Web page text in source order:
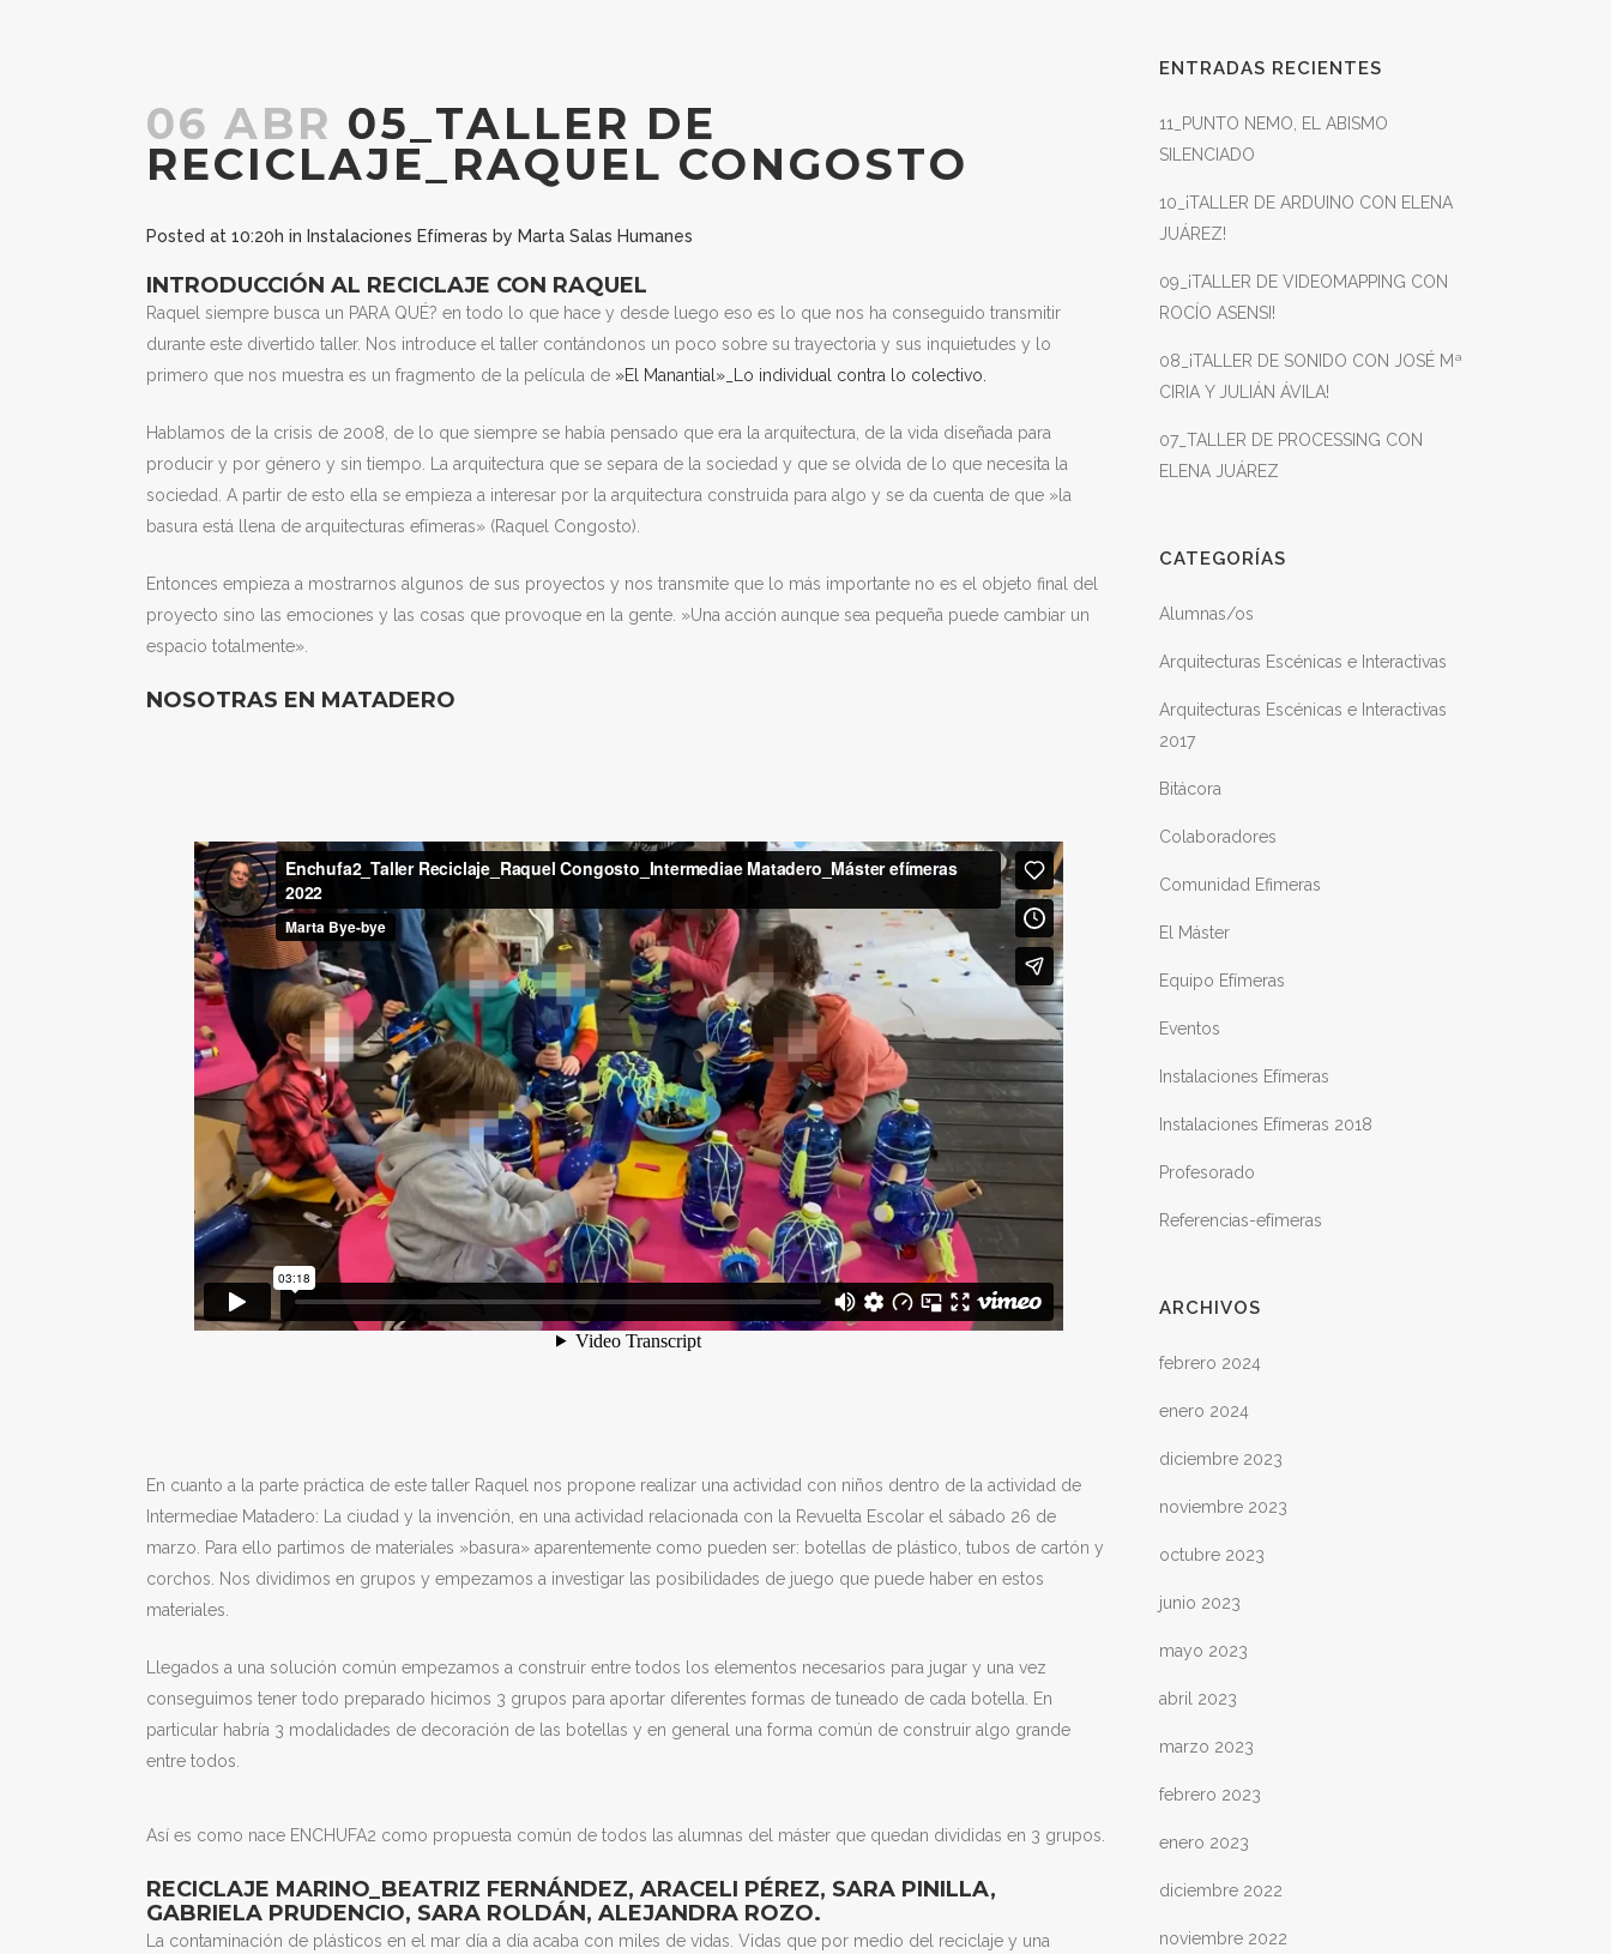
06 ABR 05_TALLER DE
RECICLAJE_RAQUEL CONGOSTO
Posted at 10:20h in Instalaciones Efímeras by Marta Salas Humanes
INTRODUCCIÓN AL RECICLAJE CON RAQUEL
Raquel siempre busca un PARA QUÉ? en todo lo que hace y desde luego eso es lo que nos ha conseguido transmitir
durante este divertido taller. Nos introduce el taller contándonos un poco sobre su trayectoria y sus inquietudes y lo
primero que nos muestra es un fragmento de la película de »El Manantial»_Lo individual contra lo colectivo.
Hablamos de la crisis de 2008, de lo que siempre se había pensado que era la arquitectura, de la vida diseñada para
producir y por género y sin tiempo. La arquitectura que se separa de la sociedad y que se olvida de lo que necesita la
sociedad. A partir de esto ella se empieza a interesar por la arquitectura construida para algo y se da cuenta de que »la
basura está llena de arquitecturas efímeras» (Raquel Congosto).
Entonces empieza a mostrarnos algunos de sus proyectos y nos transmite que lo más importante no es el objeto final del
proyecto sino las emociones y las cosas que provoque en la gente. »Una acción aunque sea pequeña puede cambiar un
espacio totalmente».
NOSOTRAS EN MATADERO
En cuanto a la parte práctica de este taller Raquel nos propone realizar una actividad con niños dentro de la actividad de
Intermediae Matadero: La ciudad y la invención, en una actividad relacionada con la Revuelta Escolar el sábado 26 de
marzo. Para ello partimos de materiales »basura» aparentemente como pueden ser: botellas de plástico, tubos de cartón y
corchos. Nos dividimos en grupos y empezamos a investigar las posibilidades de juego que puede haber en estos
materiales.
Llegados a una solución común empezamos a construir entre todos los elementos necesarios para jugar y una vez
conseguimos tener todo preparado hicimos 3 grupos para aportar diferentes formas de tuneado de cada botella. En
particular habría 3 modalidades de decoración de las botellas y en general una forma común de construir algo grande
entre todos.
Así es como nace ENCHUFA2 como propuesta común de todos las alumnas del máster que quedan divididas en 3 grupos.
RECICLAJE MARINO_BEATRIZ FERNÁNDEZ, ARACELI PÉREZ, SARA PINILLA,
GABRIELA PRUDENCIO, SARA ROLDÁN, ALEJANDRA ROZO.
La contaminación de plásticos en el mar día a día acaba con miles de vidas. Vidas que por medio del reciclaje y una
ENTRADAS RECIENTES
11_PUNTO NEMO, EL ABISMO
SILENCIADO
10_¡TALLER DE ARDUINO CON ELENA
JUÁREZ!
09_¡TALLER DE VIDEOMAPPING CON
ROCÍO ASENSI!
08_¡TALLER DE SONIDO CON JOSÉ Mª
CIRIA Y JULIÁN ÁVILA!
07_TALLER DE PROCESSING CON
ELENA JUÁREZ
CATEGORÍAS
Alumnas/os
Arquitecturas Escénicas e Interactivas
Arquitecturas Escénicas e Interactivas
2017
Bitácora
Colaboradores
Comunidad Efimeras
El Máster
Equipo Efímeras
Eventos
Instalaciones Efímeras
Instalaciones Efímeras 2018
Profesorado
Referencias-efímeras
ARCHIVOS
febrero 2024
enero 2024
diciembre 2023
noviembre 2023
octubre 2023
junio 2023
mayo 2023
abril 2023
marzo 2023
febrero 2023
enero 2023
diciembre 2022
noviembre 2022